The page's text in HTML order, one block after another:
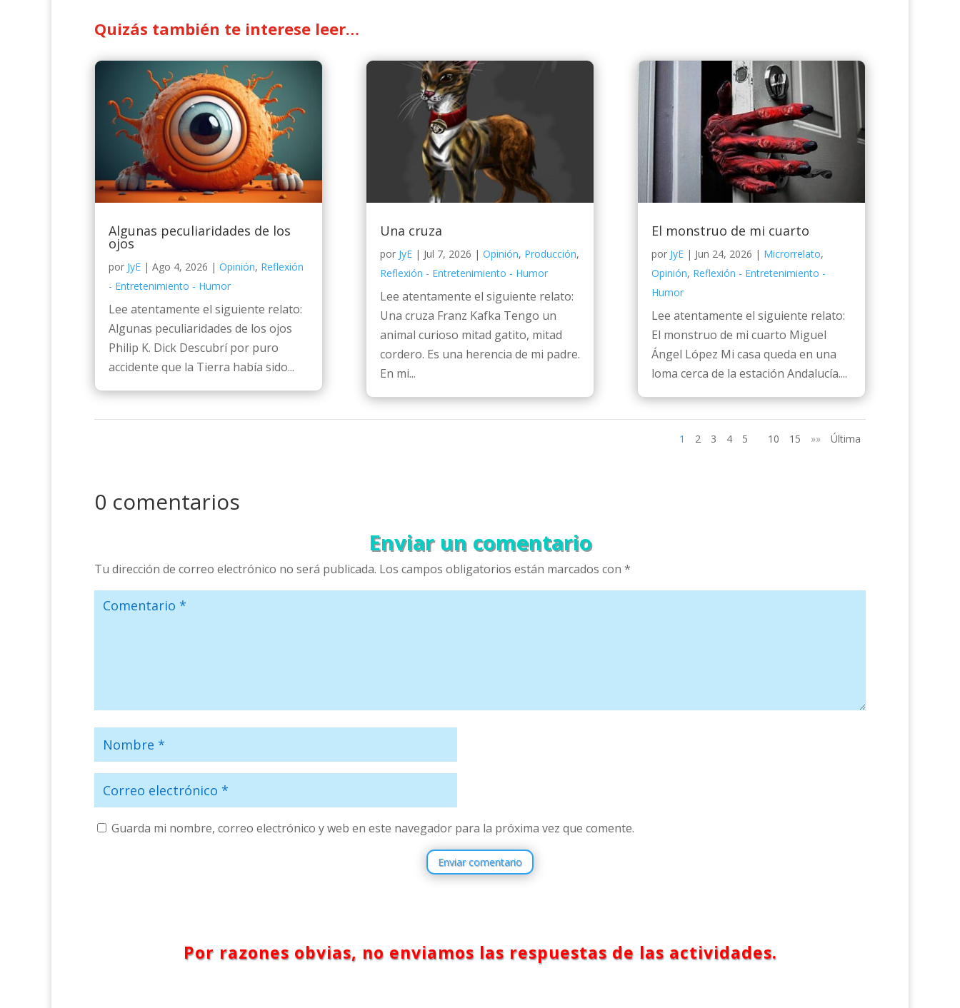
Quizás también te interese leer…
Algunas peculiaridades de los
ojos
por JyE | Ago 4, 2026 | Opinión, Reflexión
- Entretenimiento - Humor
Lee atentamente el siguiente relato:
Algunas peculiaridades de los ojos
Philip K. Dick Descubrí por puro
accidente que la Tierra había sido...
Una cruza
por JyE| Jul 7, 2026 | Opinión, Producción,
Reflexión - Entretenimiento - Humor
Lee atentamente el siguiente relato:
Una cruza Franz Kafka Tengo un
animal curioso mitad gatito, mitad
cordero. Es una herencia de mi padre.
En mi...
El monstruo de mi cuarto
por JyE| Jun 24, 2026 | Microrrelato,
Opinión, Reflexión - Entretenimiento -
Humor
Lee atentamente el siguiente relato:
El monstruo de mi cuarto Miguel
Ángel López Mi casa queda en una
loma cerca de la estación Andalucía....
1 2 3 4 5 10 15 »» Última
0 comentarios
Enviar un comentario
Tu dirección de correo electrónico no será publicada. Los campos obligatorios están marcados con *
Guarda mi nombre, correo electrónico y web en este navegador para la próxima vez que comente.
Enviar comentario
Por razones obvias, no enviamos las respuestas de las actividades.